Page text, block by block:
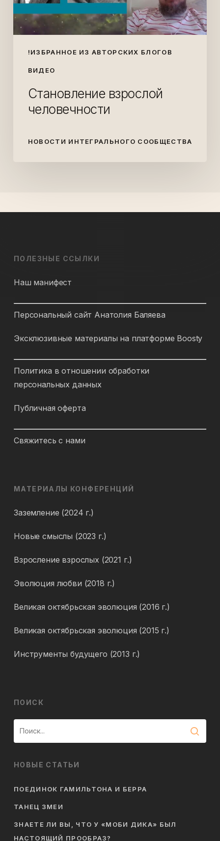
!ИЗБРАННОЕ ИЗ АВТОРСКИХ БЛОГОВ
ВИДЕО
Становление взрослой
человечности
НОВОСТИ ИНТЕГРАЛЬНОГО СООБЩЕСТВА
ПОЛЕЗНЫЕ ССЫЛКИ
Наш манифест
Персональный сайт Анатолия Баляева
Эксклюзивные материалы на платформе Boosty
Политика в отношении обработки
персональных данных
Публичная оферта
Свяжитесь с нами
МАТЕРИАЛЫ КОНФЕРЕНЦИЙ
Заземление (2024 г.)
Новые смыслы (2023 г.)
Взросление взрослых (2021 г.)
Эволюция любви (2018 г.)
Великая октябрьская эволюция (2016 г.)
Великая октябрьская эволюция (2015 г.)
Инструменты будущего (2013 г.)
ПОИСК
НОВЫЕ СТАТЬИ
ПОЕДИНОК ГАМИЛЬТОНА И БЕРРА
ТАНЕЦ ЗМЕИ
ЗНАЕТЕ ЛИ ВЫ, ЧТО У «МОБИ ДИКА» БЫЛ
НАСТОЯЩИЙ ПРООБРАЗ?